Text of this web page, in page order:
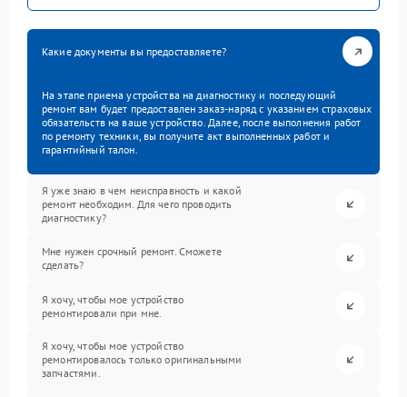
Какие документы вы предоставляете?
На этапе приема устройства на диагностику и последующий
ремонт вам будет предоставлен заказ-наряд с указанием страховых
обязательств на ваше устройство. Далее, после выполнения работ
по ремонту техники, вы получите акт выполненных работ и
гарантийный талон.
Я уже знаю в чем неисправность и какой
ремонт необходим. Для чего проводить
диагностику?
Мне нужен срочный ремонт. Сможете
сделать?
Я хочу, чтобы мое устройство
ремонтировали при мне.
Я хочу, чтобы мое устройство
ремонтировалось только оригинальными
запчастями.